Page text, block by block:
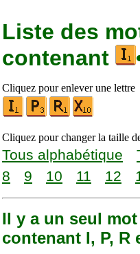
Liste des
contenant
Cliquez pour enlever une lettre
Cliquez pour changer la taille
Tous alphabétique
8
9 10 11 12
Il y a un seul
contenant I, P, R